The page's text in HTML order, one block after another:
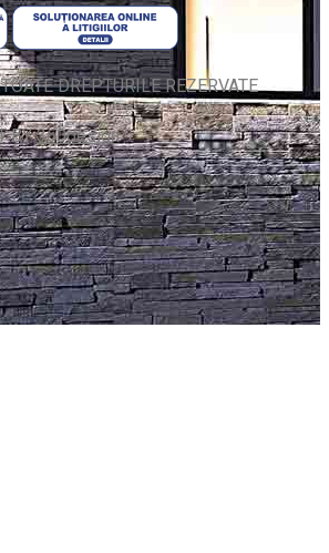
DREPTURILE REZERVATE
BY360design